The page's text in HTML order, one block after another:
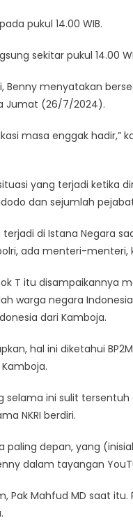
pukul 14.00 WIB.
sekitar pukul 14.00
Benny menyatakan
Jumat (26/7/2024).
masa enggak hadir,”
yang terjadi ketika
dan sejumlah
di Istana Negara
ada menteri-menteri,
T itu disampaikannya
warga negara
dari Kamboja.
hal ini diketahui
selama ini sulit
NKRI berdiri.
paling depan, yang
dalam tayangan
Pak Mahfud MD saat